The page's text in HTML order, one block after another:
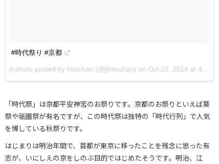
#時代祭り #京都
A photo posted by hitochan (@jjhitochan) on Oct 22, 2014 at 4:06am PDT
「時代祭」は京都平安神宮のお祭りです。京都のお祭りといえば葵
祭や祇園祭が有名ですが、この時代祭は独特の「時代行列」で人気
を博している秋祭りです。
はじまりは明治年間で、首都が東京に移ったことを残念に思った有
志が、いにしえの京をしのぶ目的ではじめたそうです。明治、江